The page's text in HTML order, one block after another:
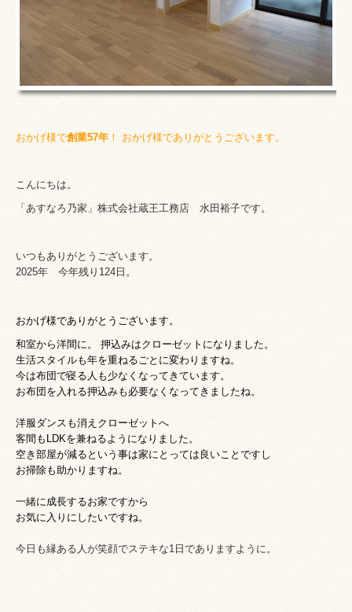
おかげ様で創業57年 ！ おかげ様でありがとう ございます。
こんにちは。
「あすなろ乃家」株式会社蔵王工務店 水田裕子です。
いつもありがとうございます。
2025年 今年残り124日。
おかげ様でありがとうございます。
和室から洋間に。 押込みはクローゼットになりました。
生活スタイルも年を重ねるごとに変わりますね。
今は布団で寝る人も少なくなってきています。
お布団を入れる押込みも必要なくなってきましたね。
洋服ダンスも消えクローゼットへ
客間もLDKを兼ねるようになりました。
空き部屋が減るという事は家にとっては良いことですし
お掃除も助かりますね。
一緒に成長するお家ですから
お気に入りにしたいですね。
今日も縁ある人が笑顔でステキな1日でありますように。